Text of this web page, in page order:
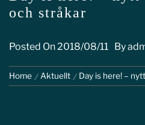
och stråkar
Posted On2018/08/11 By
Home Aktuellt Day is here! –